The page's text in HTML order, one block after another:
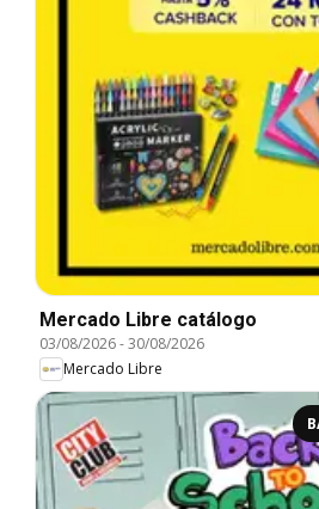
Mercado Libre catálogo
03/08/2026-30/08/2026
Mercado Libre